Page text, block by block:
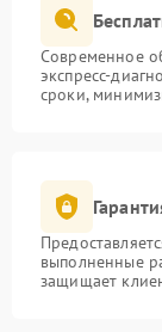
Современное
экспресс-
сроки,
выполненные
защищает